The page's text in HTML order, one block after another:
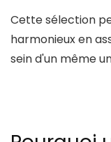
Cette sélection
harmonieux en
sein d'un même